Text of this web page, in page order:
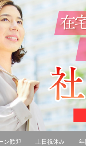
ン歓迎 土日祝休み 年